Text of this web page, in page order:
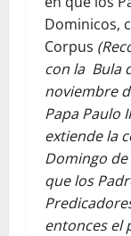
Dominicos,
Corpus
con la Bula
noviembre
Papa Paulo
extiende la
Domingo
que los
entonces el